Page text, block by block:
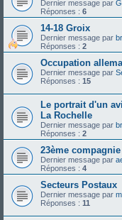
Dernier message par
Réponses : 6
14-18 Groix
Dernier message par
Réponses : 2
Occupation
Dernier message par
Réponses : 15
Le portrait d'un
La Rochelle
Dernier message par
Réponses : 2
23ème compagnie
Dernier message par
Réponses : 4
Secteurs Postaux
Dernier message par
Réponses : 11